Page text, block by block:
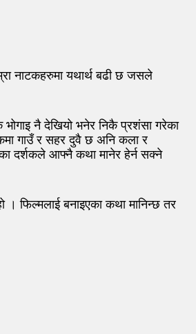
नाटकहरुमा यथार्थ बढी छ जसले
भोगाइ नै देखियो भनेर निकै प्रशंसा गरेका
गाउँ र सहर दुवै छ अनि कला र
दर्शकले आफ्नै कथा मानेर हेर्न सक्ने
। फिल्मलाई बनाइएका कथा मानिन्छ तर